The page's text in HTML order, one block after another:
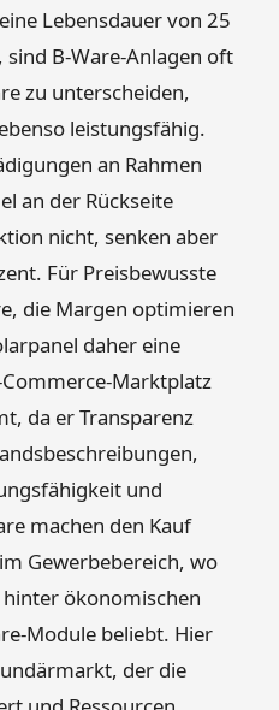
Lebensdauer von 25
B-Ware-Anlagen oft
zu unterscheiden,
leistungsfähig.
an Rahmen
an der Rückseite
nicht, senken aber
Für Preisbewusste
die Margen optimieren
daher eine
Marktplatz
da er Transparenz
und
machen den Kauf
Gewerbebereich, wo
ökonomischen
Module beliebt. Hier
der die